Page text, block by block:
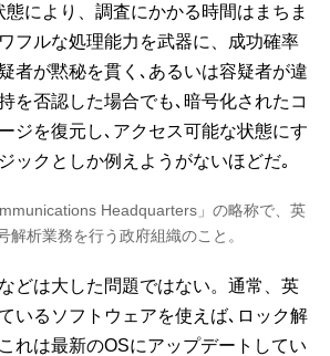
態により、調査にかかる時間はまちま
フルな処理能力を武器に、成功確率
者が黙秘を貫く､あるいは容疑者が違
を否認した場合でも､暗号化されたコ
ジを復元し､アクセス可能な状態にす
ックとしか例えようがないほどだ｡
Headquarters」の略称で、英
解析業務を行う政府組織のこと。
どは大した問題ではない。通常、英
いるソフトウェアを使えば､ロック解
れは最新のOSにアップデートしてい